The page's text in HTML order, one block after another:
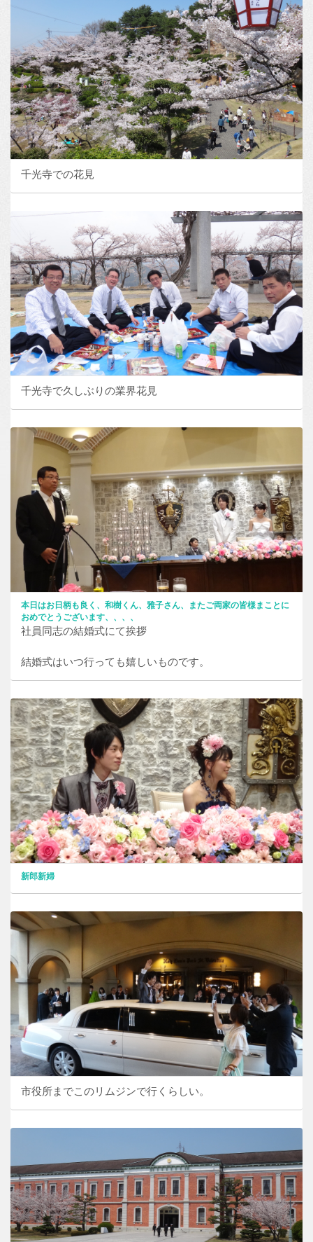
千光寺での花見
千光寺で久しぶりの業界花見
本日はお日柄も良く、和樹くん、雅子さん、またご両家の皆様まことに
おめでとうございます、、、、
社員同志の結婚式にて挨拶
結婚式はいつ行っても嬉しいものです。
新郎新婦
市役所までこのリムジンで行くらしい。